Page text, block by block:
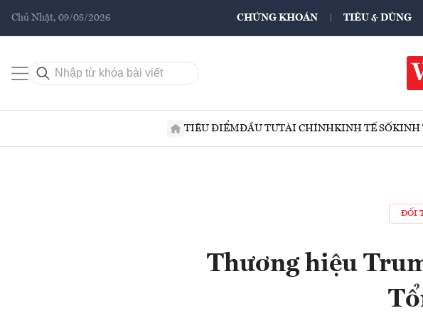
Chủ Nhật, 09/08/2026 CHỨNG KHOÁN TIÊU & DÙNG
TIÊU ĐIỂMĐẦU TƯTÀI CHÍNHKINH TẾ SỐKINH
ĐỐI
Thương hiệu